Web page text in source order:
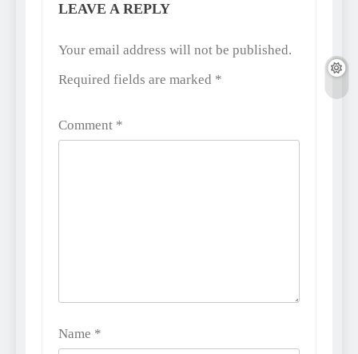
LEAVE A REPLY
Your email address will not be published.
Required fields are marked *
Comment *
Name *
Alternative: